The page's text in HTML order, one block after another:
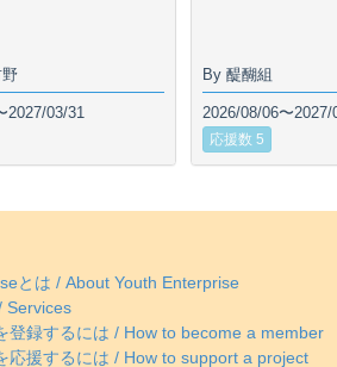
2027/03/31
By 醍醐組
2026/08/06〜2027/
応援数 5
とは / About Youth Enterprise
Services
登録するには / How to become a member
応援するには / How to support a project